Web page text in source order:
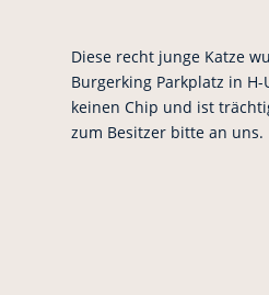
Diese recht junge Katze
Burgerking Parkplatz in
keinen Chip und ist
zum Besitzer bitte an uns.